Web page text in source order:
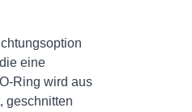
eine
Ring wird aus
geschnitten